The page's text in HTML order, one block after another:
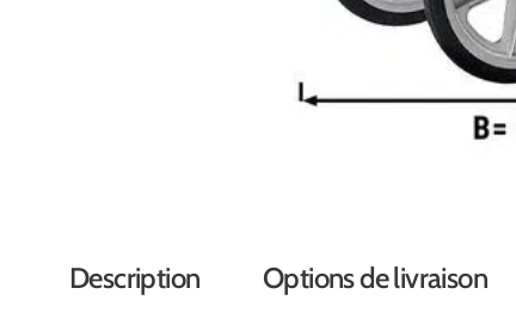
Description Options de livraison